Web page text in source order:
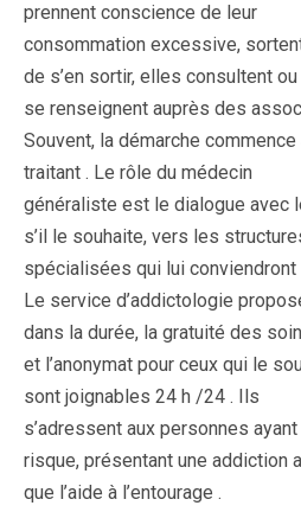
prennent conscience de leur
consommation excessive,
de s’en sortir, elles consultent ou
se renseignent auprès des
Souvent, la démarche
traitant . Le rôle du médecin
généraliste est le dialogue avec
s’il le souhaite, vers les
spécialisées qui lui conviendront
Le service d’addictologie
dans la durée, la gratuité des
et l’anonymat pour ceux qui le
sont joignables 24 h /24 . Ils
s’adressent aux personnes
risque, présentant une addiction
que l’aide à l’entourage .